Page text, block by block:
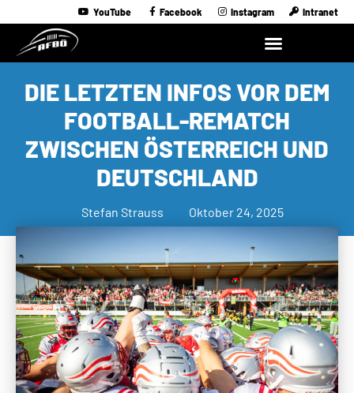
YouTube Facebook Instagram Intranet
DIE LETZTEN INFOS VOR DEM
FOOTBALL-REMATCH
ZWISCHEN ÖSTERREICH UND
DEUTSCHLAND
Stefan Strauss Oktober 24, 2025